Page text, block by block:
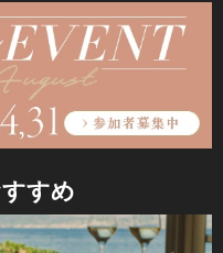
すめ